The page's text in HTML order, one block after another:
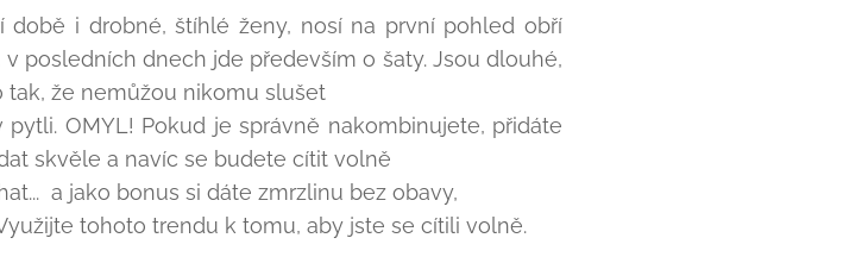
době i drobné, štíhlé ženy, nosí na první pohled obří
v posledních dnech jde především o šaty. Jsou dlouhé,
že nemůžou nikomu slušet
OMYL! Pokud je správně nakombinujete, přidáte
skvěle a navíc se budete cítit volně
a jako bonus si dáte zmrzlinu bez obavy,
tohoto trendu k tomu, aby jste se cítili volně.